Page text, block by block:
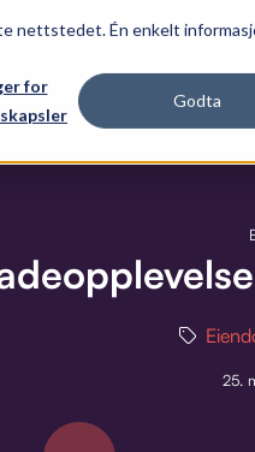
nettstedet. Én enkelt
for
Godta
25.